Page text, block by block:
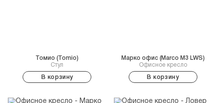
Стул
Томио (Tomio)
В корзину
Офисное кресло
Марко офис (Marco M3 LWS)
В корзину